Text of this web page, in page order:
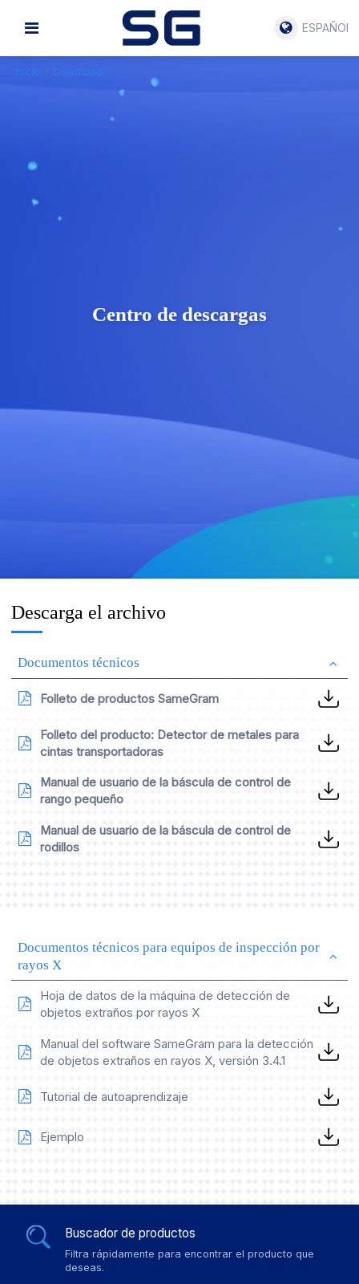
ESPAÑOL
Inicio / Download
Centro de descargas
Descarga el archivo
Documentos técnicos
Folleto de productos SameGram
Folleto del producto: Detector de metales para
cintas transportadoras
Manual de usuario de la báscula de control de
rango pequeño
Manual de usuario de la báscula de control de
rodillos
Documentos técnicos para equipos de inspección por
rayos X
Hoja de datos de la máquina de detección de
objetos extraños por rayos X
Manual del software SameGram para la detección
de objetos extraños en rayos X, versión 3.4.1
Tutorial de autoaprendizaje
Ejemplo
Buscador de productos
Filtra rápidamente para encontrar el producto que
deseas.